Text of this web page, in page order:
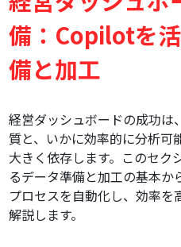
備：Copilotを
備と加工
経営ダッシュボードの成功は
質と、いかに効率的に分析可
大きく依存します。このセ
るデータ準備と加工の基本
プロセスを自動化し、効率
解説します。